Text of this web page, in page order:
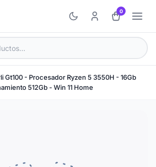
0
Gt100 - Procesador Ryzen 5 3550H - 16Gb
512Gb - Win 11 Home